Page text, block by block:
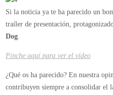
Si la noticia ya te ha parecido un
traíler de presentación,
Dog.
Pinche aquí para ver el vídeo
¿Qué os ha parecido? En nuestra
contribuyen siempre a consolidar el